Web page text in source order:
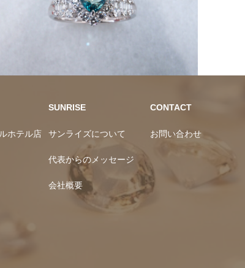
ホテル店
SUNRISE
サンライズについて
代表からのメッセージ
会社概要
CONTACT
お問い合わせ